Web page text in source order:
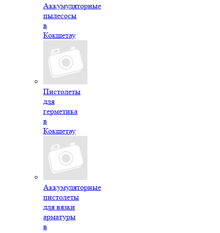
Аккумуляторные
пылесосы
в
Кокшетау
Пистолеты
для
герметика
в
Кокшетау
Аккумуляторные
пистолеты
для вязки
арматуры
в